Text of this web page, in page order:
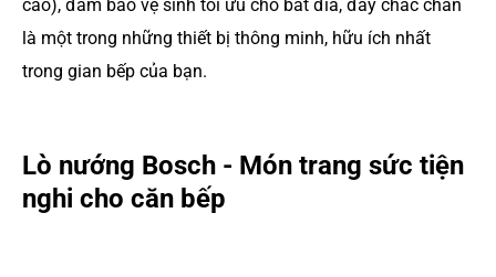
cao), đảm bảo vệ sinh tối ưu cho bát đĩa, đây chắc chắn
là một trong những thiết bị thông minh, hữu ích nhất
trong gian bếp của bạn.
Lò nướng Bosch - Món trang sức tiện
nghi cho căn bếp